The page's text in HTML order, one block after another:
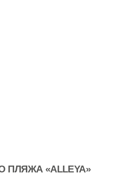
ПЛЯЖА «ALLEYA»